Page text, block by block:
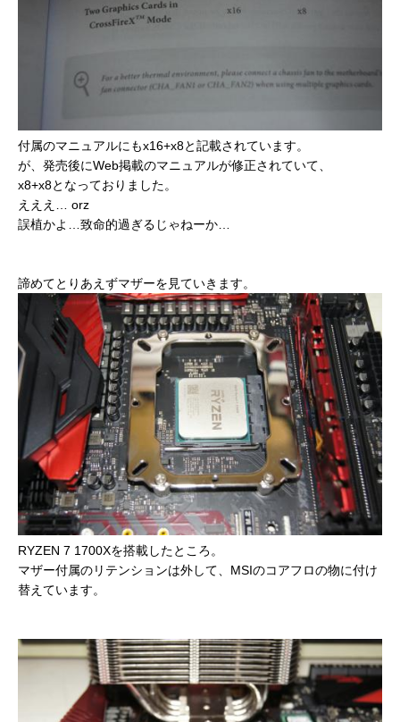
付属のマニュアルにもx16+x8と記載されています。
が、発売後にWeb掲載のマニュアルが修正されていて、
x8+x8となっておりました。
えええ… orz
誤植かよ…致命的過ぎるじゃねーか…
諦めてとりあえずマザーを見ていきます。
RYZEN 7 1700Xを搭載したところ。
マザー付属のリテンションは外して、MSIのコアフロの物に付け
替えています。